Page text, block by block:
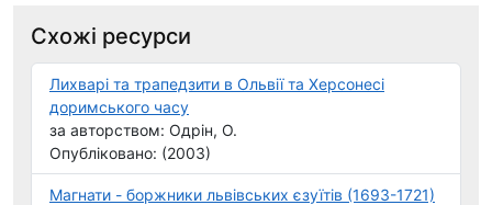
Схожі ресурси
Лихварі та трапедзити в Ольвії та Херсонесі
доримського часу
за авторством: Одрін, О.
Опубліковано: (2003)
Магнати - боржники львівських єзуїтів (1693-1721)